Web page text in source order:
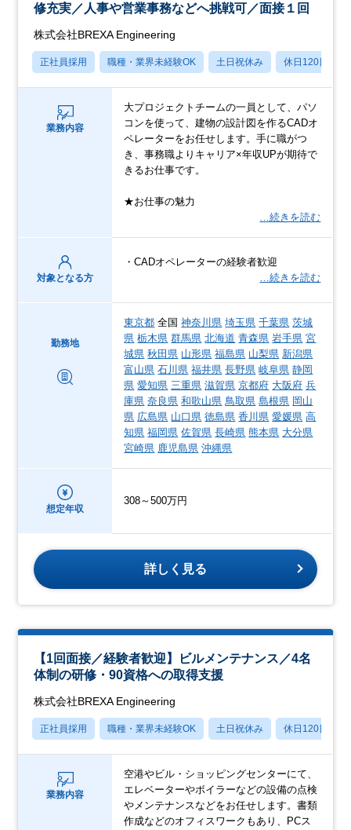
修充実／人事や営業事務などへ挑戦可／面接１回
株式会社BREXA Engineering
正社員採用 職種・業界未経験OK 土日祝休み 休日120日以上
業務内容
大プロジェクトチームの一員として、パソ
コンを使って、建物の設計図を作るCADオ
ペレーターをお任せします。手に職がつ
き、事務職よりキャリア×年収UPが期待で
きるお仕事です。
★お仕事の魅力
…続きを読む
対象となる方
・CADオペレーターの経験者歓迎
…続きを読む
勤務地
東京都 全国神奈川県 埼玉県 千葉県 茨城
県 栃木県 群馬県 北海道 青森県 岩手県 宮
城県 秋田県 山形県 福島県 山梨県 新潟県
富山県 石川県 福井県 長野県 岐阜県 静岡
県 愛知県 三重県 滋賀県 京都府 大阪府 兵
庫県 奈良県 和歌山県 鳥取県 島根県 岡山
県 広島県 山口県 徳島県 香川県 愛媛県 高
知県 福岡県 佐賀県 長崎県 熊本県 大分県
宮崎県 鹿児島県 沖縄県
想定年収
308～500万円
詳しく見る
【1回面接／経験者歓迎】ビルメンテナンス／4名
体制の研修・90資格への取得支援
株式会社BREXA Engineering
正社員採用 職種・業界未経験OK 土日祝休み 休日120日以上
業務内容
空港やビル・ショッピングセンターにて、
エレベーターやボイラーなどの設備の点検
やメンテナンスなどをお任せします。書類
作成などのオフィスワークもあり、PCス